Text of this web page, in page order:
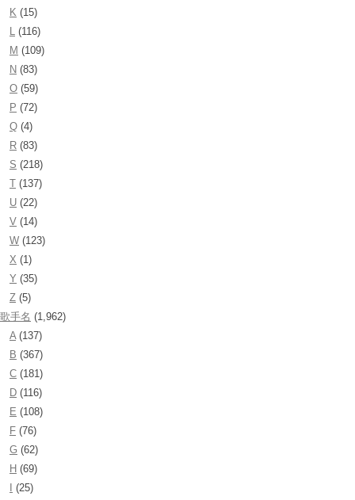
K (15)
L (116)
M (109)
N (83)
O (59)
P (72)
Q (4)
R (83)
S (218)
T (137)
U (22)
V (14)
W (123)
X (1)
Y (35)
Z (5)
歌手名 (1,962)
A(137)
B (367)
C (181)
D (116)
E (108)
F (76)
G (62)
H (69)
(25)